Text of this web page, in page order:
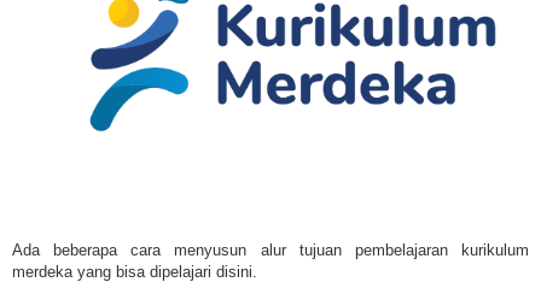
Ada beberapa cara menyusun alur tujuan pembelajaran kurikulum
merdeka yang bisa dipelajari disini.